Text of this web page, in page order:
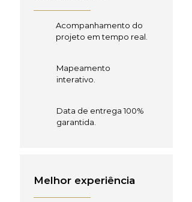
Acompanhamento do
projeto em tempo real.
Mapeamento
interativo.
Data de entrega 100%
garantida.
Melhor experiência